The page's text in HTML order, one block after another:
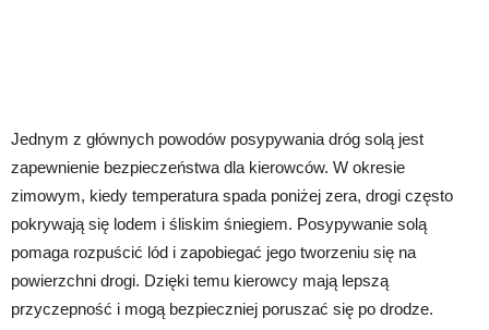
Jednym z głównych powodów posypywania dróg solą jest
zapewnienie bezpieczeństwa dla kierowców. W okresie
zimowym, kiedy temperatura spada poniżej zera, drogi często
pokrywają się lodem i śliskim śniegiem. Posypywanie solą
pomaga rozpuścić lód i zapobiegać jego tworzeniu się na
powierzchni drogi. Dzięki temu kierowcy mają lepszą
przyczepność i mogą bezpieczniej poruszać się po drodze.